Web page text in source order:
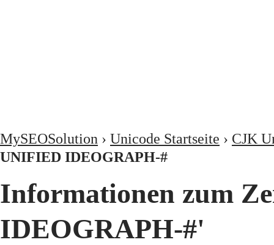
MySEOSolution › Unicode Startseite › CJK
UNIFIED IDEOGRAPH-#
Informationen zum
IDEOGRAPH-#'